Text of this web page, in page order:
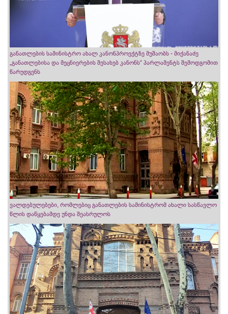
განათლების სამინისტრო ახალ კანონპროექტზე მუშაობს - მიქანაძე
„განათლებისა და მეცნიერების შესახებ კანონს“ პარლამენტს შემოდგომით
წარუდგენს
ვალდებულებები, რომლებიც განათლების სამინისტრომ ახალი სასწავლო
წლის დაწყებამდე უნდა შეასრულოს